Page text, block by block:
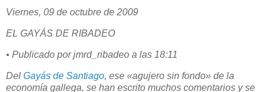
Viernes, 09 de octubre de 2009
EL GAYÁS DE RIBADEO
• Publicado por jmrd_ribadeo a las 18:11
Del Gayás de Santiago, ese «agujero sin fondo» de la
economía gallega, se han escrito muchos comentarios y se